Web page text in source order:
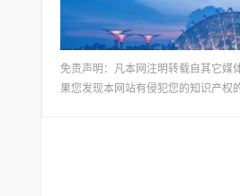
免责声明：凡本网注明转载自其它媒
果您发现本网站有侵犯您的知识产权